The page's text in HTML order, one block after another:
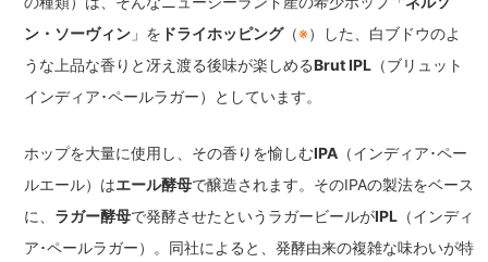
ン・ソーヴィン 」を ドライホッピング（※）した、白ブドウのよ
うな上品な香りと冴え渡る後味が楽しめるBrut IPL （ブリュット
インディア･ペールラガー）としています。
ホップを大量に使用し、その香りを愉しむIPA （インディア･ペー
ルエール）はエール酵母で醸造されます。そのIPAの製法をベース
に、 ラガー酵母で発酵させたというラガービールがIPL （インディ
ア･ペールラガー）。同社によると、発酵由来の複雑な味わいが特